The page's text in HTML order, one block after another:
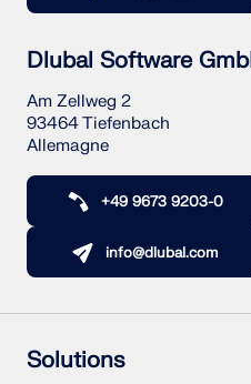
Dlubal Software
Am Zellweg 2
93464 Tiefenbach
Allemagne
+49 9673 9203-0
info@dlubal.com
Solutions